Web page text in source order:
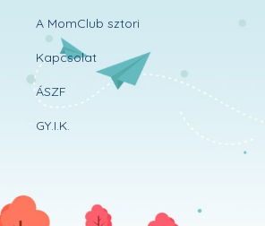
A MomClub sztori
Kapcsolat
ÁSZF
GY.I.K.